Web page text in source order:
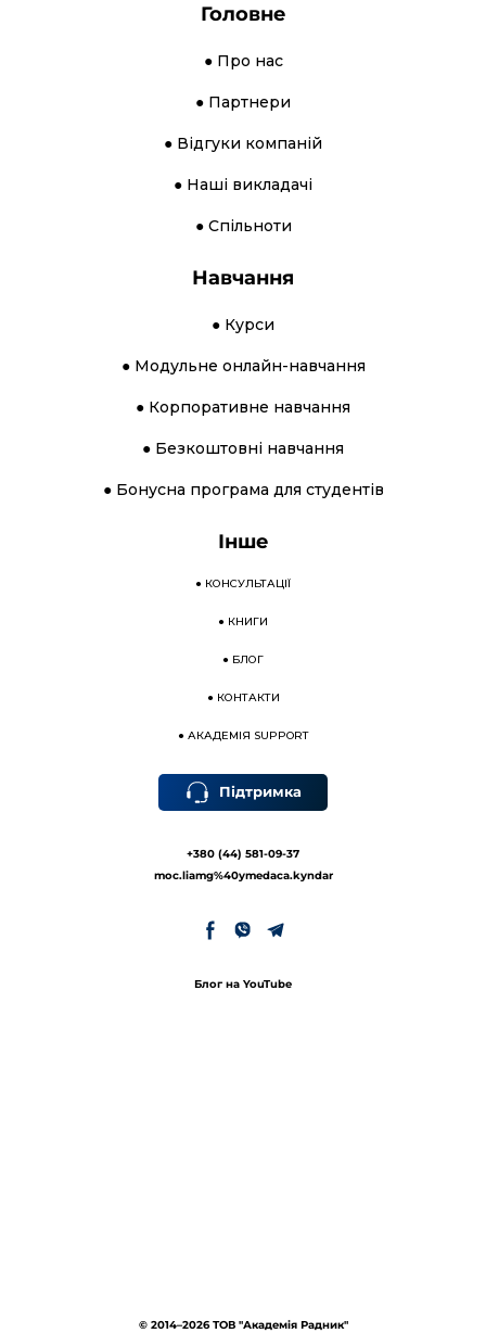
Головне
● Про нас
● Партнери
● Відгуки компаній
● Наші викладачі
● Спільноти
Навчання
● Курси
● Модульне онлайн-навчання
● Корпоративне навчання
● Безкоштовні навчання
● Бонусна програма для студентів
Інше
● КОНСУЛЬТАЦІЇ
● КНИГИ
● БЛОГ
● КОНТАКТИ
● АКАДЕМІЯ SUPPORT
Підтримка
+380 (44) 581-09-37
moc.liamg%40ymedaca.kyndar
Блог на YouTube
© 2014–2026 ТОВ "Академія Радник"